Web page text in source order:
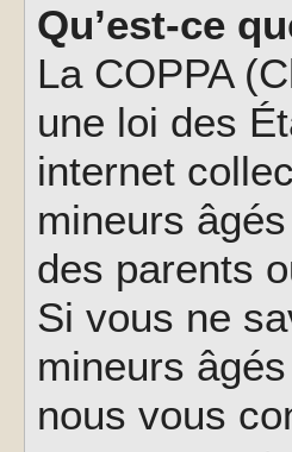
Qu’est-ce
La COPPA
une loi des
internet
mineurs
des parents
Si vous ne
mineurs
nous vous